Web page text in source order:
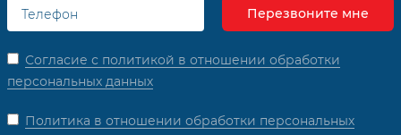
Согласие с политикой в отношении обработки
персональных данных
Политика в отношении обработки персональных